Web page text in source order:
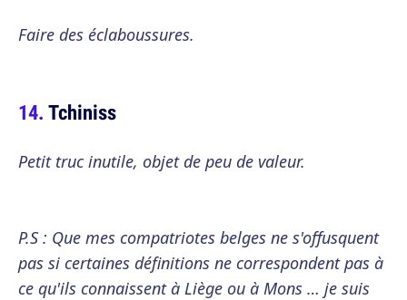
Faire des éclaboussures.
Tchiniss
Petit truc inutile, objet de peu de valeur.
P.S : Que mes compatriotes belges ne s'offusquent
pas si certaines définitions ne correspondent pas à
ce qu'ils connaissent à Liège ou à Mons … je suis